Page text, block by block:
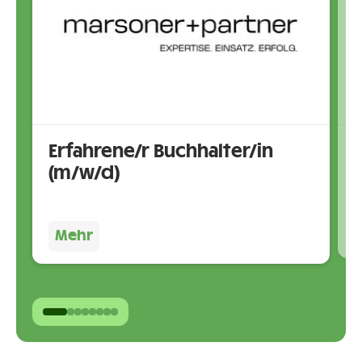
Erfahrene/r Buchhalter/in
(m/w/d)
Mehr